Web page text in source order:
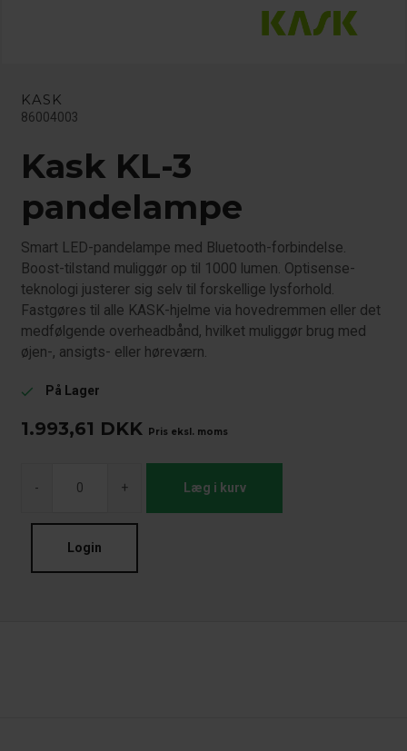
KASK
86004003
Kask KL-3
pandelampe
Smart LED-pandelampe med Bluetooth-forbindelse.
Boost-tilstand muliggør op til 1000 lumen. Optisense-
teknologi justerer sig selv til forskellige lysforhold.
Fastgøres til alle KASK-hjelme via hovedremmen eller det
medfølgende overheadbånd, hvilket muliggør brug med
øjen-, ansigts- eller høreværn.
check På Lager
1.993,61 DKK Pris eksl. moms
- + Læg i kurv
Login